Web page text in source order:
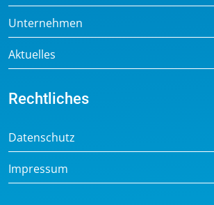
Unternehmen
Aktuelles
Rechtliches
Datenschutz
Impressum